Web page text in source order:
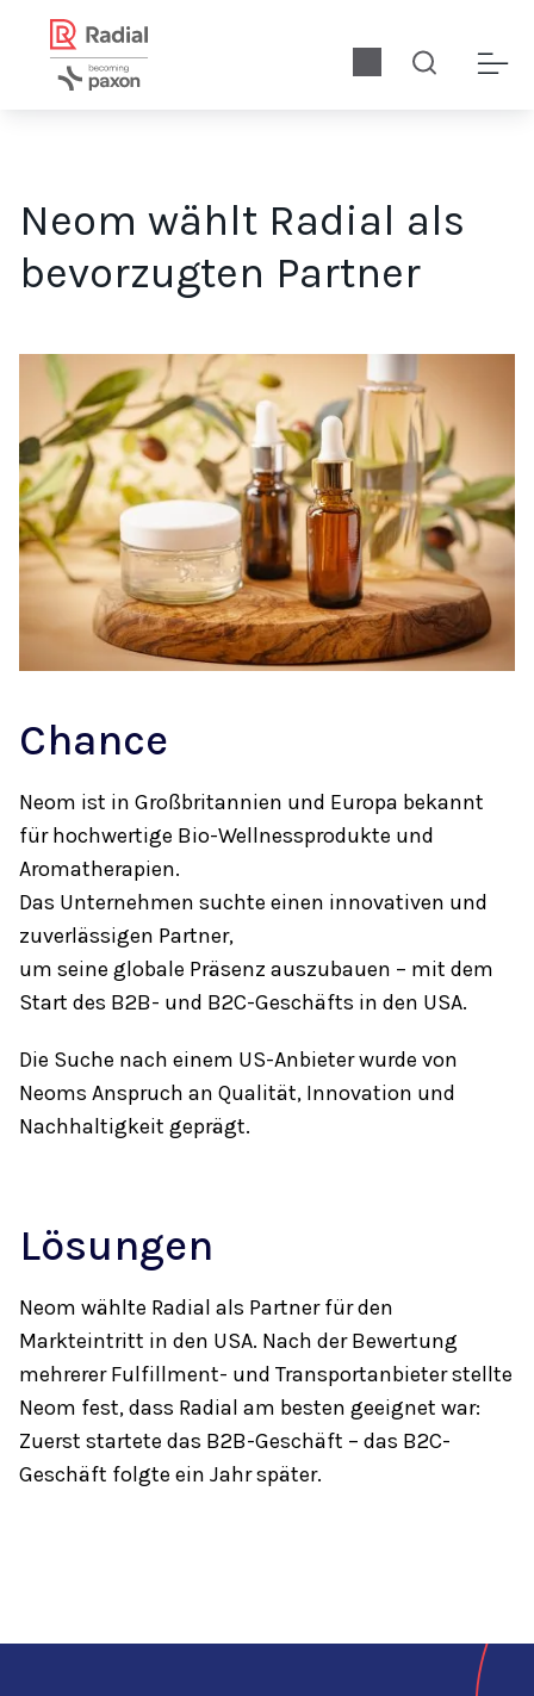
Neom wählt Radial als
bevorzugten Partner
Chance
Neom ist in Großbritannien und Europa bekannt
für hochwertige Bio-Wellnessprodukte und
Aromatherapien.
Das Unternehmen suchte einen innovativen und
zuverlässigen Partner,
um seine globale Präsenz auszubauen – mit dem
Start des B2B- und B2C-Geschäfts in den USA.
Die Suche nach einem US-Anbieter wurde von
Neoms Anspruch an Qualität, Innovation und
Nachhaltigkeit geprägt.
Lösungen
Neom wählte Radial als Partner für den
Markteintritt in den USA. Nach der Bewertung
mehrerer Fulfillment- und Transportanbieter stellte
Neom fest, dass Radial am besten geeignet war:
Zuerst startete das B2B-Geschäft – das B2C-
Geschäft folgte ein Jahr später.